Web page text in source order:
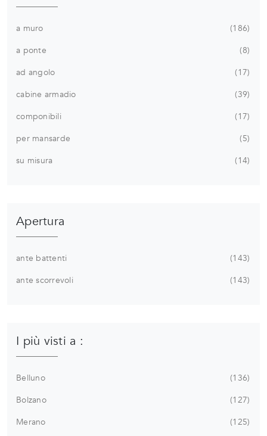
a muro
186
a ponte
8
ad angolo
17
cabine armadio
39
componibili
17
per mansarde
5
su misura
14
Apertura
ante battenti
143
ante scorrevoli
143
I più visti a :
Belluno
136
Bolzano
127
Merano
125